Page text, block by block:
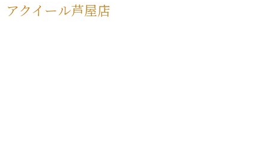
アクイール芦屋店